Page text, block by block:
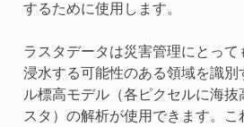
するために使用します。
ラスタデータは災害管理にとって
浸水する可能性のある領域を識別
ル標高モデル（各ピクセルに海抜
スタ）の解析が使用できます。こ